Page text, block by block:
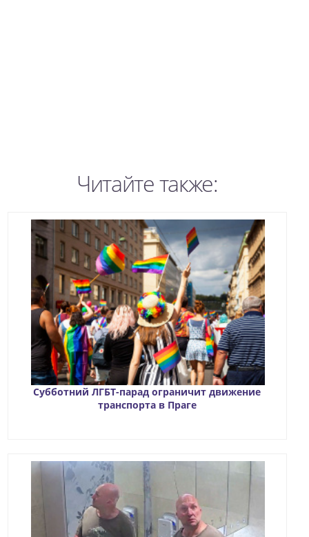
Читайте также:
Субботний ЛГБТ-парад ограничит движение
транспорта в Праге